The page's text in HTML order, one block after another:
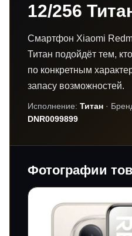
12/256
Смартфон Xiaomi
Титан подойдёт тем,
по конкретным
запасу возможностей.
Исполнение: Титан ·
DNR0099899
Фотографии